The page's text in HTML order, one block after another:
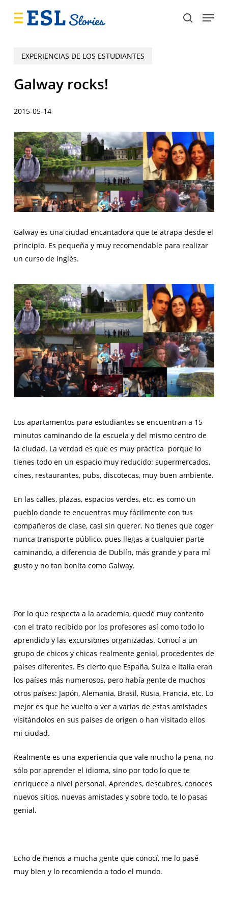
search
Menu
EXPERIENCIAS DE LOS ESTUDIANTES
Galway rocks!
2015-05-14
Galway es una ciudad encantadora que te atrapa desde el
principio. Es pequeña y muy recomendable para realizar
un curso de inglés.
Los apartamentos para estudiantes se encuentran a 15
minutos caminando de la escuela y del mismo centro de
la ciudad. La verdad es que es muy práctica porque lo
tienes todo en un espacio muy reducido: supermercados,
cines, restaurantes, pubs, discotecas, muy buen ambiente.
En las calles, plazas, espacios verdes, etc. es como un
pueblo donde te encuentras muy fácilmente con tus
compañeros de clase, casi sin querer. No tienes que coger
nunca transporte público, pues llegas a cualquier parte
caminando, a diferencia de Dublín, más grande y para mí
gusto y no tan bonita como Galway.
Por lo que respecta a la academia, quedé muy contento
con el trato recibido por los profesores así como todo lo
aprendido y las excursiones organizadas. Conocí a un
grupo de chicos y chicas realmente genial, procedentes de
países diferentes. Es cierto que España, Suiza e Italia eran
los países más numerosos, pero había gente de muchos
otros países: Japón, Alemania, Brasil, Rusia, Francia, etc. Lo
mejor es que he vuelto a ver a varias de estas amistades
visitándolos en sus países de origen o han visitado ellos
mi ciudad.
Realmente es una experiencia que vale mucho la pena, no
sólo por aprender el idioma, sino por todo lo que te
enriquece a nivel personal. Aprendes, descubres, conoces
nuevos sitios, nuevas amistades y sobre todo, te lo pasas
genial.
Echo de menos a mucha gente que conocí, me lo pasé
muy bien y lo recomiendo a todo el mundo.